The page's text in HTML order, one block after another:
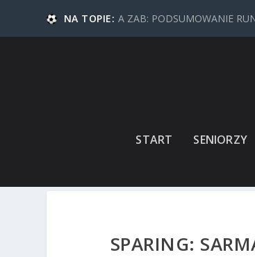
NA TOPIE: A ZAB: PODSUMOWANIE
START SENIORZY
SPARING: